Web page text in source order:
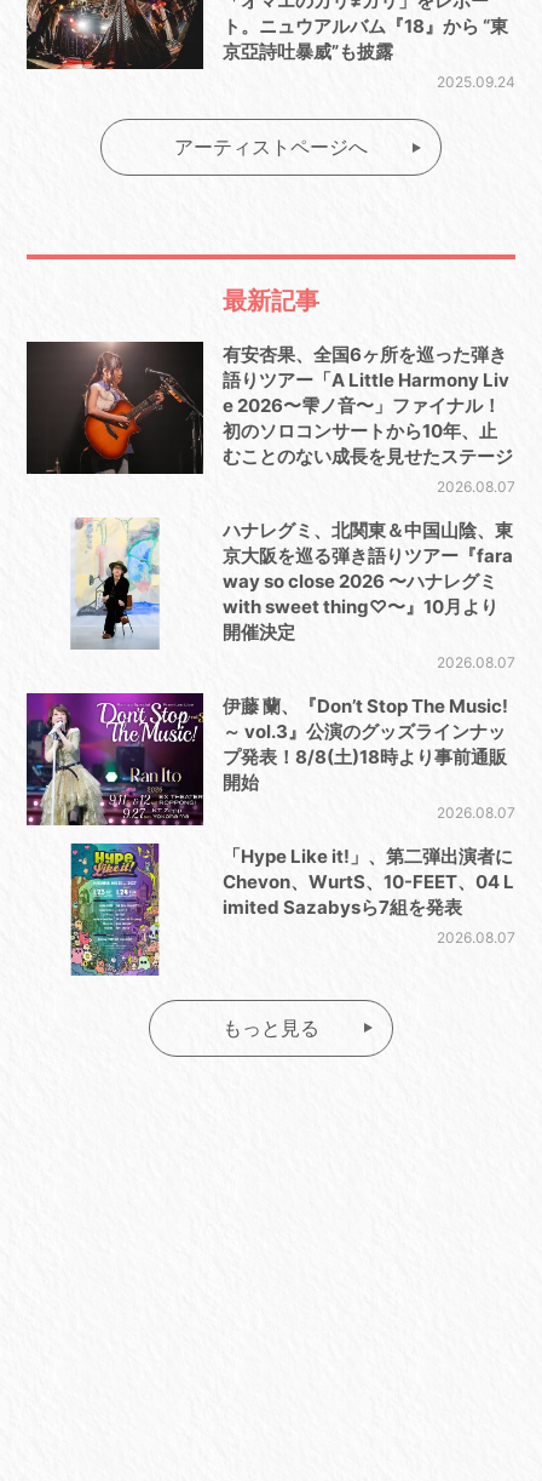
ト。ニュウアルバム『18』から “東
京亞詩吐暴威”も披露
2025.09.24
アーティストページへ
最新記事
有安杏果、全国6ヶ所を巡った弾き
語りツアー「A Little Harmony Liv
e 2026〜雫ノ音〜」ファイナル！
初のソロコンサートから10年、止
むことのない成長を見せたステージ
2026.08.07
ハナレグミ、北関東＆中国山陰、東
京大阪を巡る弾き語りツアー『fara
way so close 2026 〜ハナレグミ
with sweet thing♡〜』10月より
開催決定
2026.08.07
伊藤 蘭、『Don’t Stop The Music!
～ vol.3』公演のグッズラインナッ
プ発表！8/8(土)18時より事前通販
開始
2026.08.07
「Hype Like it!」、第二弾出演者に
Chevon、WurtS、10-FEET、04 L
imited Sazabysら7組を発表
2026.08.07
もっと見る